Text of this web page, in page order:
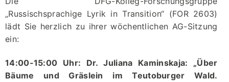
„Russischsprachige Lyrik in Transition“ (FOR 2603)
lädt Sie herzlich zu ihrer wöchentlichen AG-Sitzung
ein:
14:00-15:00 Uhr: Dr. Juliana Kaminskaja: „Über
Bäume und Gräslein im Teutoburger Wald.